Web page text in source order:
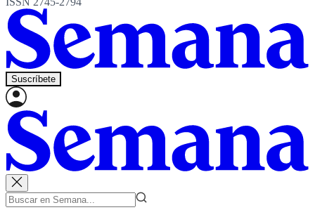
Suscríbete